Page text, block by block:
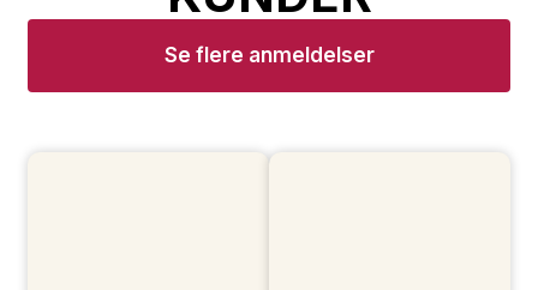
Se flere anmeldelser